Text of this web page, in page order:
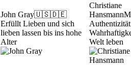
John Gray🇺🇸🇩🇪
Erfüllt Lieben und sich
lieben lassen bis ins hohe
Alter
Christiane
Hansmann
Welt leben